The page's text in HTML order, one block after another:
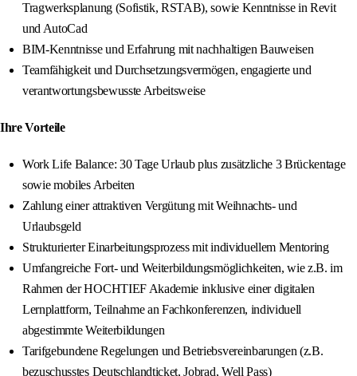
Tragwerksplanung (Sofistik, RSTAB), sowie Kenntnisse in Revit
und AutoCad
BIM-Kenntnisse und Erfahrung mit nachhaltigen Bauweisen
Teamfähigkeit und Durchsetzungsvermögen, engagierte und
verantwortungsbewusste Arbeitsweise
Ihre Vorteile
Work Life Balance: 30 Tage Urlaub plus zusätzliche 3 Brückentage
sowie mobiles Arbeiten
Zahlung einer attraktiven Vergütung mit Weihnachts- und
Urlaubsgeld
Strukturierter Einarbeitungsprozess mit individuellem Mentoring
Umfangreiche Fort- und Weiterbildungsmöglichkeiten, wie z.B. im
Rahmen der HOCHTIEF Akademie inklusive einer digitalen
Lernplattform, Teilnahme an Fachkonferenzen, individuell
abgestimmte Weiterbildungen
Tarifgebundene Regelungen und Betriebsvereinbarungen (z.B.
bezuschusstes Deutschlandticket, Jobrad, Well Pass)